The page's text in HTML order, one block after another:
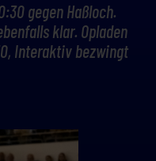
gegen Haßloch.
klar. Opladen
Interaktiv bezwingt